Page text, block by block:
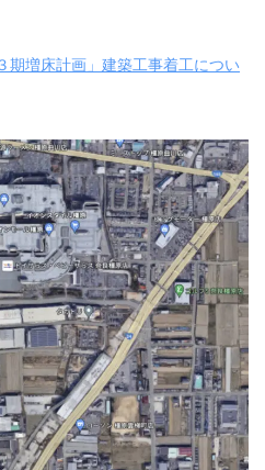
期増床計画」建築工事着工につい